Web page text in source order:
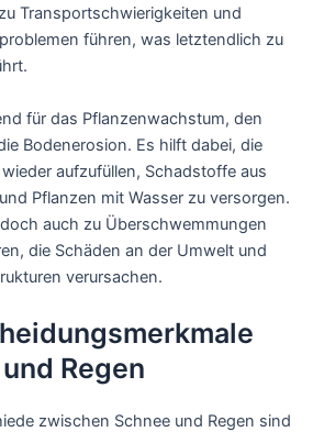
Transportschwierigkeiten und
führen, was letztendlich zu
für das Pflanzenwachstum, den
Bodenerosion. Es hilft dabei, die
aufzufüllen, Schadstoffe aus
Pflanzen mit Wasser zu versorgen.
auch zu Überschwemmungen
die Schäden an der Umwelt und
verursachen.
Regen
zwischen Schnee und Regen sind